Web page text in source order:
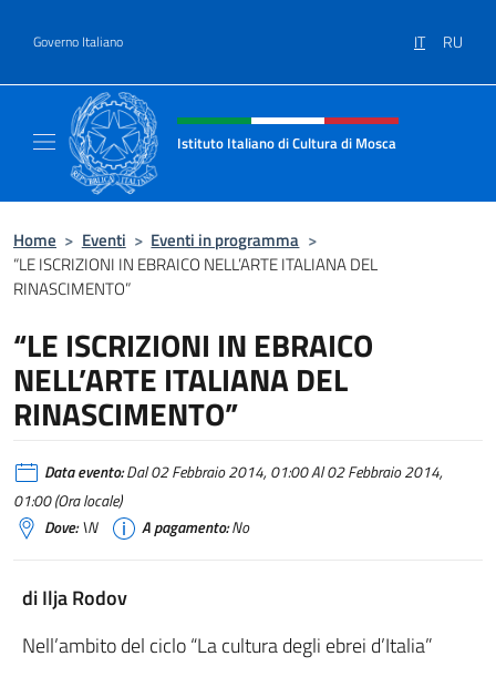
Governo Italiano IT RU
Intestazione sito, social e menù
Istituto Italiano di Cultura di Mosca
Home > Eventi > Eventi in programma >
“LE ISCRIZIONI IN EBRAICO NELL’ARTE ITALIANA DEL
RINASCIMENTO”
“LE ISCRIZIONI IN EBRAICO
NELL’ARTE ITALIANA DEL
RINASCIMENTO”
Data evento:Dal 02 Febbraio 2014, 01:00 Al 02 Febbraio 2014,
01:00 (Ora locale)
Dove:\N A pagamento:No
di Ilja Rodov
Nell’ambito del ciclo “La cultura degli ebrei d’Italia”